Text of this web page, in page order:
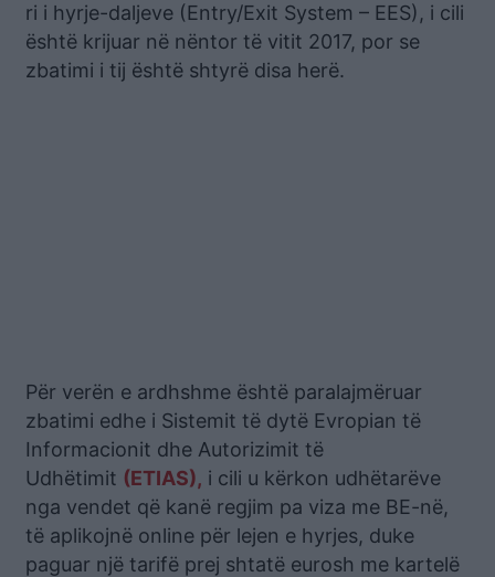
ri i hyrje-daljeve (Entry/Exit System – EES), i cili
është krijuar në nëntor të vitit 2017, por se
zbatimi i tij është shtyrë disa herë.
Për verën e ardhshme është paralajmëruar
zbatimi edhe i Sistemit të dytë Evropian të
Informacionit dhe Autorizimit të
Udhëtimit (ETIAS), i cili u kërkon udhëtarëve
nga vendet që kanë regjim pa viza me BE-në,
të aplikojnë online për lejen e hyrjes, duke
paguar një tarifë prej shtatë eurosh me kartelë